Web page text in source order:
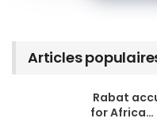
Articles
Rabat
for Africa…